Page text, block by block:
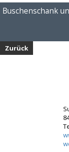
Buschenschank
Zurück